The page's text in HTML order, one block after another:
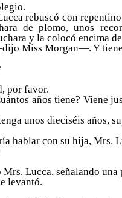
rebuscó con
de plomo, unos
y la colocó encima
Miss Morgan—. Y
por favor.
ántos años tiene? Viene
unos dieciséis años,
ía hablar con su hija, Mrs.
Lucca, señalando una
levantó.